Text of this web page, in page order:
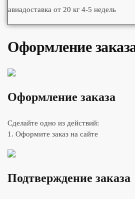
авиадоставка от 20 кг 4-5 недель
Оформление
Оформление заказа
Сделайте одно из действий:
1. Оформите заказ на сайте
Подтверждение заказа